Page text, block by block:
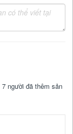
7 người đã thêm sản